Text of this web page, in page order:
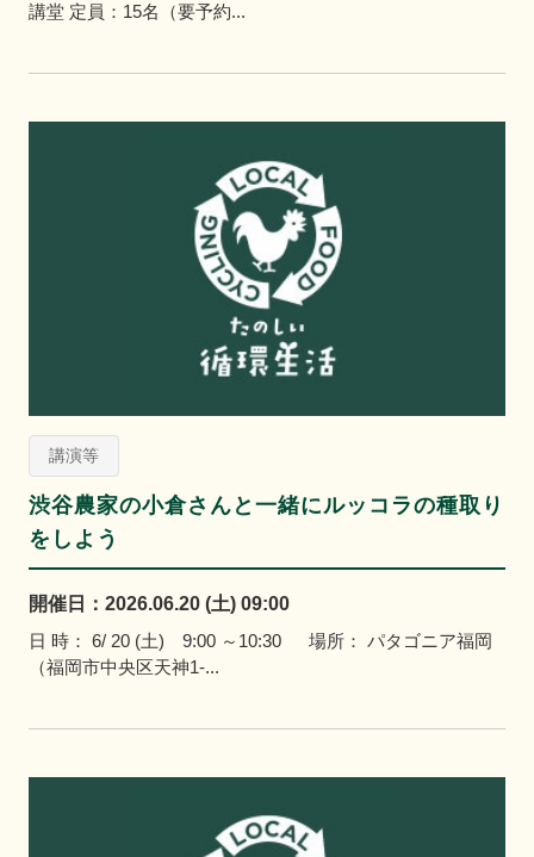
講堂 定員：15名（要予約...
講演等
渋谷農家の小倉さんと一緒にルッコラの種取り
をしよう
開催日：2026.06.20 (土) 09:00
日 時： 6/ 20 (土) 9:00 ～10:30 場所： パタゴニア福岡
（福岡市中央区天神1-...